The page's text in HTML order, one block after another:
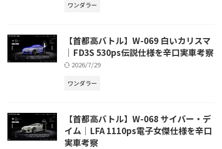
ワンダラー
【首都高バトル】W-069 白いカリスマ
｜FD3S 530ps伝説仕様を辛口実車考察
2026/7/29
ワンダラー
【首都高バトル】W-068 サイバー・デ
イム｜LFA 1110ps電子女傑仕様を辛口
実車考察